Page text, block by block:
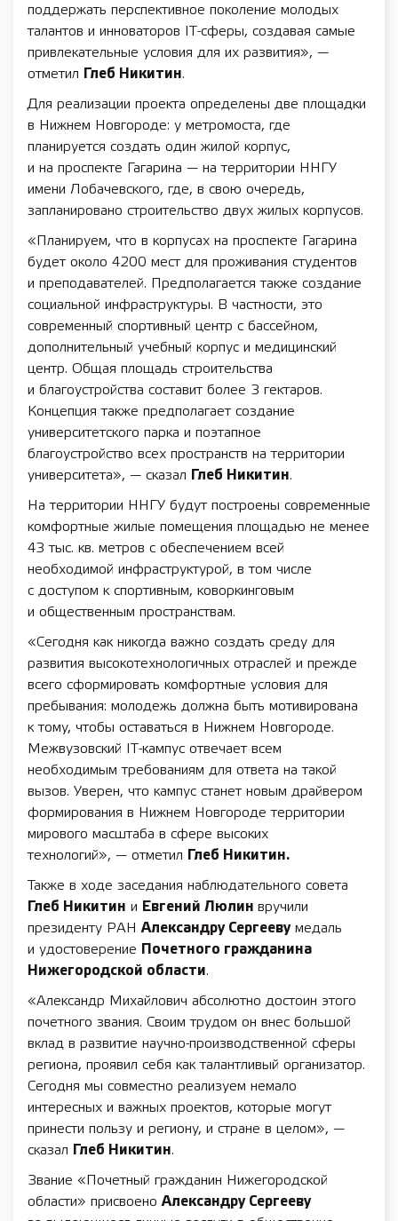
поддержать перспективное поколение молодых
талантов и инноваторов IT-сферы, создавая самые
привлекательные условия для их развития», —
отметил
Глеб Никитин.
Для реализации проекта определены две площадки
в Нижнем Новгороде: у метромоста, где
планируется создать один жилой корпус,
и на проспекте Гагарина — на территории ННГУ
имени Лобачевского, где, в свою очередь,
запланировано строительство двух жилых корпусов.
«Планируем, что в корпусах на проспекте Гагарина
будет около 4200 мест для проживания студентов
и преподавателей. Предполагается также создание
социальной инфраструктуры. В частности, это
современный спортивный центр с бассейном,
дополнительный учебный корпус и медицинский
центр. Общая площадь строительства
и благоустройства составит более 3 гектаров.
Концепция также предполагает создание
университетского парка и поэтапное
благоустройство всех пространств на территории
университета», — сказал
Глеб Никитин.
На территории ННГУ будут построены современные
комфортные жилые помещения площадью не менее
43 тыс. кв. метров с обеспечением всей
необходимой инфраструктурой, в том числе
с доступом к спортивным, коворкинговым
и общественным пространствам.
«Сегодня как никогда важно создать среду для
развития высокотехнологичных отраслей и прежде
всего сформировать комфортные условия для
пребывания: молодежь должна быть мотивирована
к тому, чтобы оставаться в Нижнем Новгороде.
Межвузовский IT-кампус отвечает всем
необходимым требованиям для ответа на такой
вызов. Уверен, что кампус станет новым драйвером
формирования в Нижнем Новгороде территории
мирового масштаба в сфере высоких
технологий», — отметил
Глеб Никитин.
Также в ходе заседания наблюдательного совета
Глеб Никитин и Евгений Люлин вручили
президенту РАНАлександру Сергеевумедаль
и удостоверение
Почетного гражданина
Нижегородской области.
«Александр Михайлович абсолютно достоин этого
почетного звания. Своим трудом он внес большой
вклад в развитие научно-производственной сферы
региона, проявил себя как талантливый организатор.
Сегодня мы совместно реализуем немало
интересных и важных проектов, которые могут
принести пользу и региону, и стране в целом», —
сказал
Глеб Никитин.
Звание «Почетный гражданин Нижегородской
области» присвоеноАлександру Сергееву